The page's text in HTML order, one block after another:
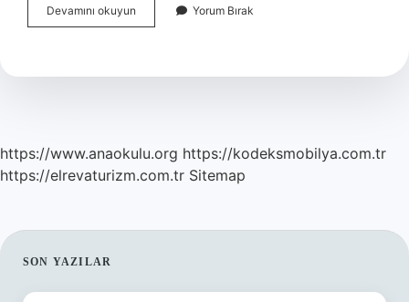
Devamını okuyun
Vücudu
Bazik
Yorum Bırak
https://www.anaokulu.org https://kodeksmobilya.com.tr
https://elrevaturizm.com.tr Sitemap
SIDEBAR
SON YAZILAR